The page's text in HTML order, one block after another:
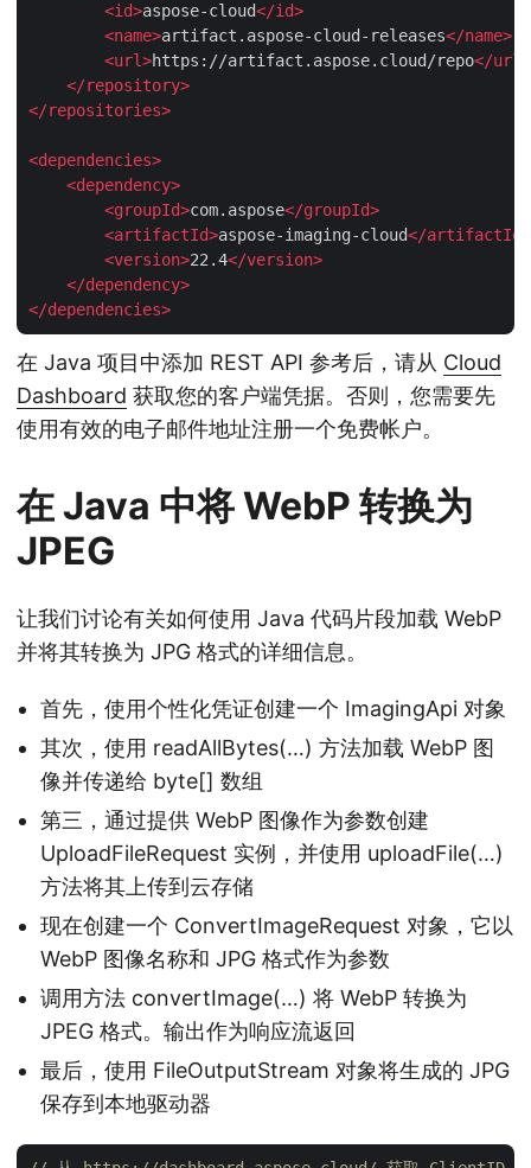
<id>aspose-cloud</id>
<name>artifact.aspose-cloud-releases</name>
<url>https://artifact.aspose.cloud/repo</url
</repository>
</repositories>
<dependencies>
<dependency>
<groupId>com.aspose</groupId>
<artifactId>aspose-imaging-cloud</artifactId
<version>22.4</version>
</dependency>
</dependencies>
在 Java 项目中添加 REST API 参考后，请从 Cloud
Dashboard 获取您的客户端凭据。否则，您需要先
使用有效的电子邮件地址注册一个免费帐户。
在 Java 中将 WebP 转换为
JPEG
让我们讨论有关如何使用 Java 代码片段加载 WebP
并将其转换为 JPG 格式的详细信息。
首先，使用个性化凭证创建一个 ImagingApi 对象
其次，使用 readAllBytes(…) 方法加载 WebP 图
像并传递给 byte[] 数组
第三，通过提供 WebP 图像作为参数创建
UploadFileRequest 实例，并使用 uploadFile(…)
方法将其上传到云存储
现在创建一个 ConvertImageRequest 对象，它以
WebP 图像名称和 JPG 格式作为参数
调用方法 convertImage(…) 将 WebP 转换为
JPEG 格式。输出作为响应流返回
最后，使用 FileOutputStream 对象将生成的 JPG
保存到本地驱动器